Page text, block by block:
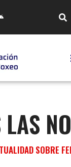
LAS
SOBRE